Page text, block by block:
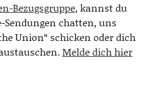
Bezugsgruppe, kannst du
chatten, uns
Union“ schicken oder dich
Melde dich hier